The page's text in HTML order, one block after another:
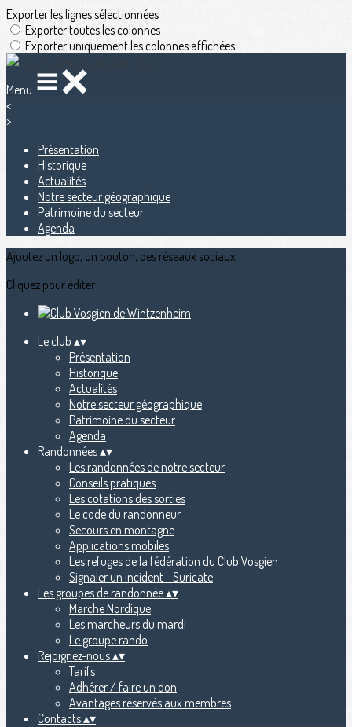
Exporter les lignes sélectionnées
Exporter toutes les colonnes
Exporter uniquement les colonnes affichées
Menu
<
>
Présentation
Historique
Actualités
Notre secteur géographique
Patrimoine du secteur
Agenda
Ajoutez un logo, un bouton, des réseaux sociaux
Cliquez pour éditer
Le club ▴▾
Présentation
Historique
Actualités
Notre secteur géographique
Patrimoine du secteur
Agenda
Randonnées▴▾
Les randonnées de notre secteur
Conseils pratiques
Les cotations des sorties
Le code du randonneur
Secours en montagne
Applications mobiles
Les refuges de la fédération du Club Vosgien
Signaler un incident - Suricate
Les groupes de randonnée▴▾
Marche Nordique
Les marcheurs du mardi
Le groupe rando
Rejoignez-nous▴▾
Tarifs
Adhérer / faire un don
Avantages réservés aux membres
Contacts▴▾